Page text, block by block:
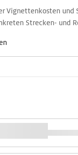
Vignettenkosten und
Strecken- und